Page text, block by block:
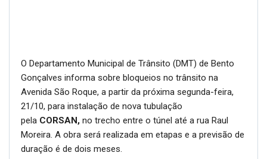
O Departamento Municipal de Trânsito (DMT) de Bento
Gonçalves informa sobre bloqueios no trânsito na
Avenida São Roque, a partir da próxima segunda-feira,
21/10, para instalação de nova tubulação
pela CORSAN, no trecho entre o túnel até a rua Raul
Moreira. A obra será realizada em etapas e a previsão de
duração é de dois meses.